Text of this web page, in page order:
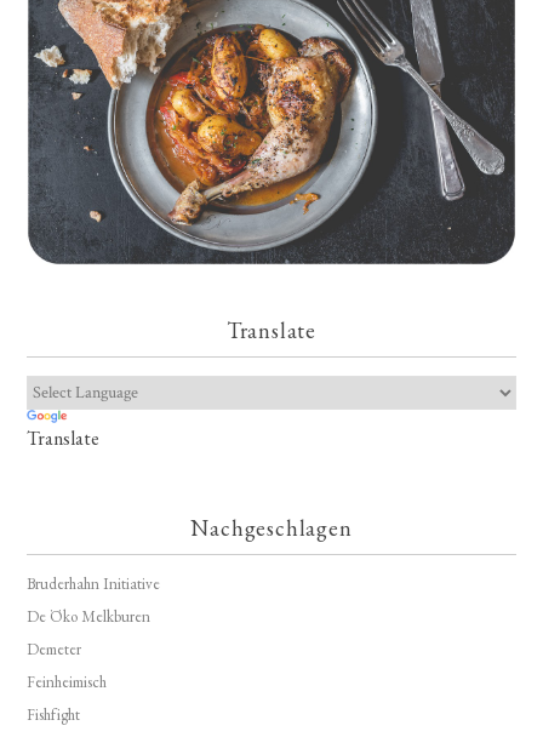
Translate
Translate
Nachgeschlagen
Bruderhahn Initiative
De Öko Melkburen
Demeter
Feinheimisch
Fishfight